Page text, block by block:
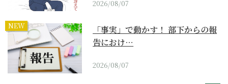
2026/08/07
NEW
「事実」で動かす！ 部下からの報
告におけ…
2026/08/07